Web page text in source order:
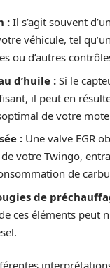
: Il s’agit souvent
véhicule, tel
ou d’autres
d’huile : Si le
il peut en
de votre
: Une valve EGR
votre Twingo,
de
de
ces éléments peut